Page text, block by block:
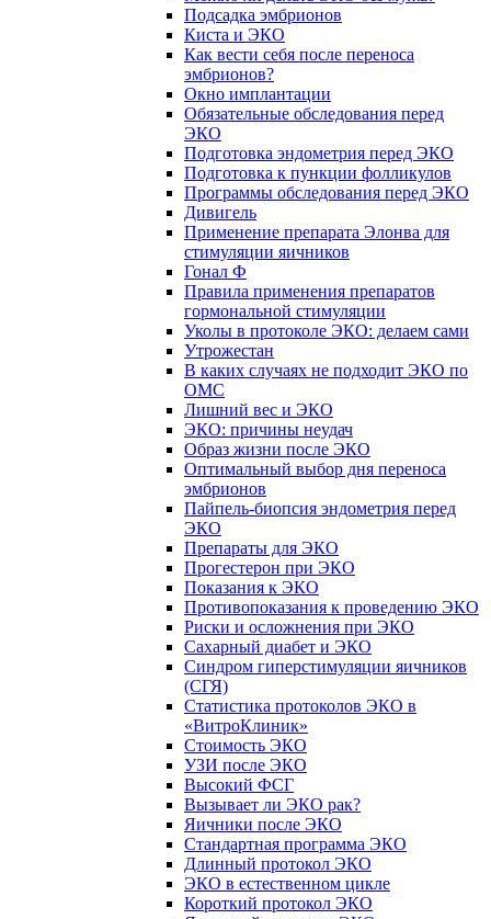
Подсадка эмбрионов
Киста и ЭКО
Как вести себя после переноса
эмбрионов?
Окно имплантации
Обязательные обследования перед
ЭКО
Подготовка эндометрия перед ЭКО
Подготовка к пункции фолликулов
Программы обследования перед ЭКО
Дивигель
Применение препарата Элонва для
стимуляции яичников
Гонал Ф
Правила применения препаратов
гормональной стимуляции
Уколы в протоколе ЭКО: делаем сами
Утрожестан
В каких случаях не подходит ЭКО по
ОМС
Лишний вес и ЭКО
ЭКО: причины неудач
Образ жизни после ЭКО
Оптимальный выбор дня переноса
эмбрионов
Пайпель-биопсия эндометрия перед
ЭКО
Препараты для ЭКО
Прогестерон при ЭКО
Показания к ЭКО
Противопоказания к проведению ЭКО
Риски и осложнения при ЭКО
Сахарный диабет и ЭКО
Синдром гиперстимуляции яичников
(СГЯ)
Статистика протоколов ЭКО в
«ВитроКлиник»
Стоимость ЭКО
УЗИ после ЭКО
Высокий ФСГ
Вызывает ли ЭКО рак?
Яичники после ЭКО
Стандартная программа ЭКО
Длинный протокол ЭКО
ЭКО в естественном цикле
Короткий протокол ЭКО